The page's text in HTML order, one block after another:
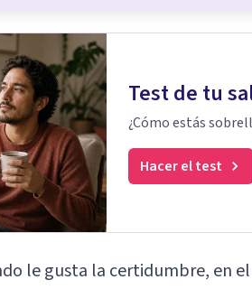
Test de tu
¿Cómo estás
Hacer el test
le gusta la certidumbre, en